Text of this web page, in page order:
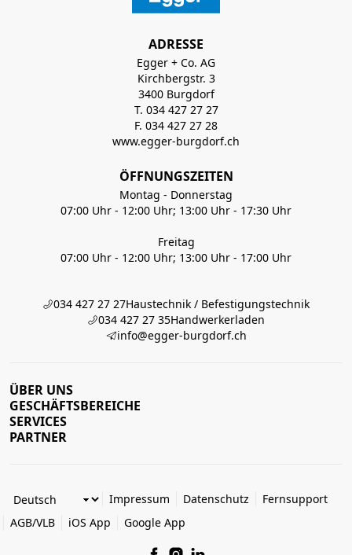
ADRESSE
Egger + Co. AG
Kirchbergstr. 3
3400 Burgdorf
T. 034 427 27 27
F. 034 427 27 28
www.egger-burgdorf.ch
ÖFFNUNGSZEITEN
Montag - Donnerstag
07:00 Uhr - 12:00 Uhr; 13:00 Uhr - 17:30 Uhr
Freitag
07:00 Uhr - 12:00 Uhr; 13:00 Uhr - 17:00 Uhr
034 427 27 27Haustechnik / Befestigungstechnik
034 427 27 35Handwerkerladen
info@egger-burgdorf.ch
ÜBER UNS
GESCHÄFTSBEREICHE
SERVICES
PARTNER
Impressum Datenschutz
Fernsupport
AGB/VLB
iOS App Google App